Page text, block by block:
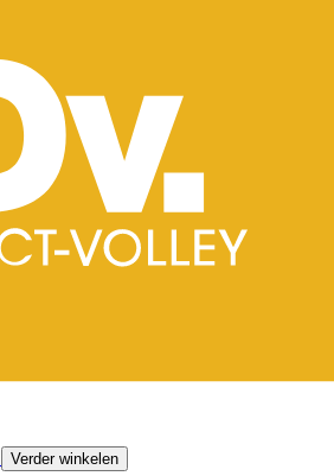
Verder winkelen